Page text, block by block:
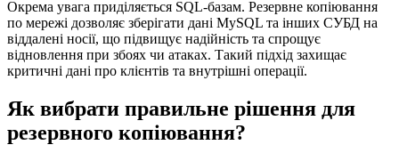
Окрема увага приділяється SQL-базам. Резервне копіювання
по мережі дозволяє зберігати дані MySQL та інших СУБД на
віддалені носії, що підвищує надійність та спрощує
відновлення при збоях чи атаках. Такий підхід захищає
критичні дані про клієнтів та внутрішні операції.
Як вибрати правильне рішення для
резервного копіювання?